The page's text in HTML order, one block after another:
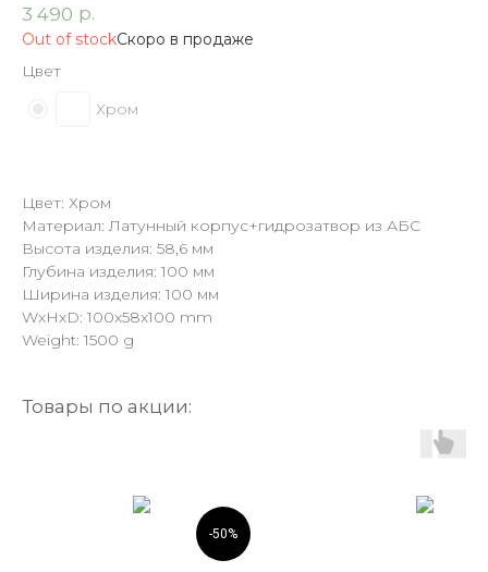
3 490 р.
Out of stock
Цвет
Хром
Цвет: Хром
Материал: Латунный корпус+гидрозатвор из АБС
Высота изделия: 58,6 мм
Глубина изделия: 100 мм
Ширина изделия: 100 мм
WxHxD: 100x58x100 mm
Weight: 1500 g
Товары по акции:
-50%